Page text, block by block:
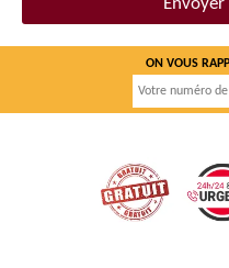
ON VOUS